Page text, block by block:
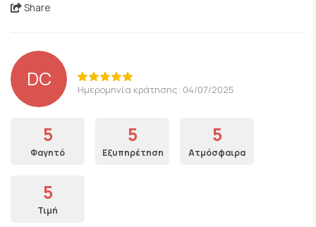
Share
DC Ημερομηνία κράτησης: 04/07/2025
5
Φαγητό
5
Εξυπηρέτηση
5
Ατμόσφαιρα
5
Τιμή